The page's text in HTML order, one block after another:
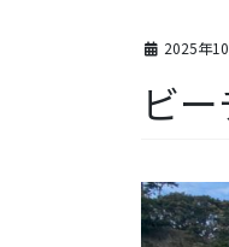
2025年
ビ